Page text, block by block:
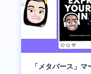
「メタバース」